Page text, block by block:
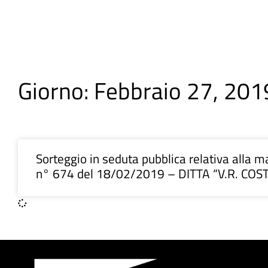
Giorno: Febbraio 27,
Sorteggio in seduta pubblica relativa alla
n° 674 del 18/02/2019 – DITTA “V.R.